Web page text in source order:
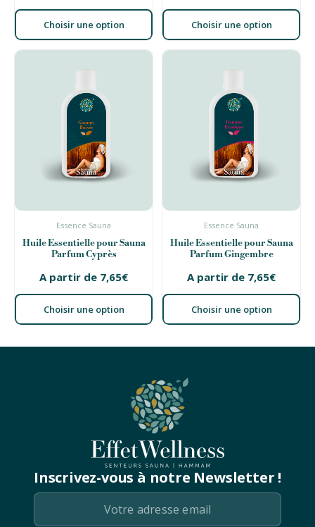
Choisir une option Choisir une option
Essence Sauna
Huile Essentielle pour Sauna
Parfum Cyprès
A partir de 7,65€
Choisir une option
Essence Sauna
Huile Essentielle pour Sauna
Parfum Gingembre
A partir de 7,65€
Choisir une option
Inscrivez-vous à notre Newsletter !